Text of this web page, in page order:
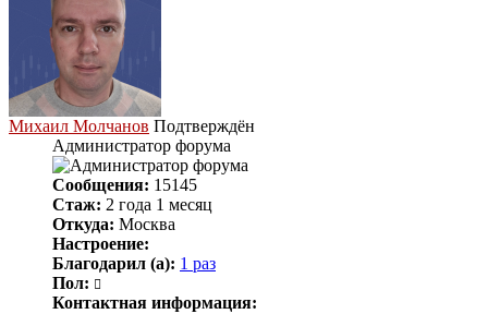
Михаил Молчанов Подтверждён
Администратор форума
Сообщения: 15145
Стаж: 2 года 1 месяц
Откуда: Москва
Настроение:
Благодарил (а): 1 раз
Пол:
Контактная информация: